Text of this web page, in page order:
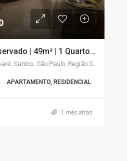
Apartamento Conservado | 49m² | 1 Quarto com Sacada | Embaré – Santos/SP
APARTAMENTO, RESIDENCIAL
1 mês atrás